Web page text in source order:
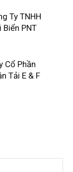
Ty TNHH
PNT
Cổ Phần
Tải E & F